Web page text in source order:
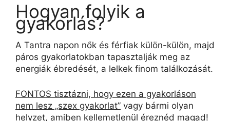
Hogyan folyik a
gyakorlás?
A Tantra napon nők és férfiak külön-külön, majd
páros gyakorlatokban tapasztalják meg az
energiák ébredését, a lelkek finom találkozását.
FONTOS tisztázni, hogy ezen a gyakorláson
nem lesz „szex gyakorlat” vagy bármi olyan
helyzet, amiben kellemetlenül éreznéd magad!